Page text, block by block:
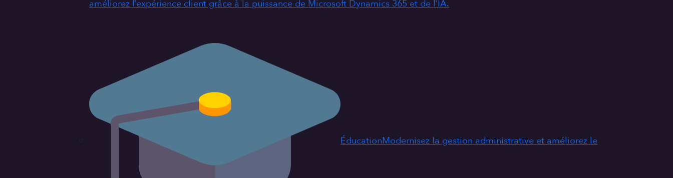
améliorez l’expérience client grâce à la puissance de Microsoft Dynamics 365 et de l’IA.
ÉducationModernisez la gestion administrative et améliorez le